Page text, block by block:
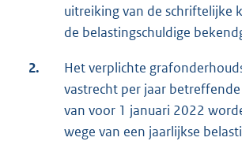
uitreiking van de schriftelijke
de belastingschuldige
2.
Het verplichte
vastrecht per jaar
van voor 1 januari 2022
wege van een jaarlijkse